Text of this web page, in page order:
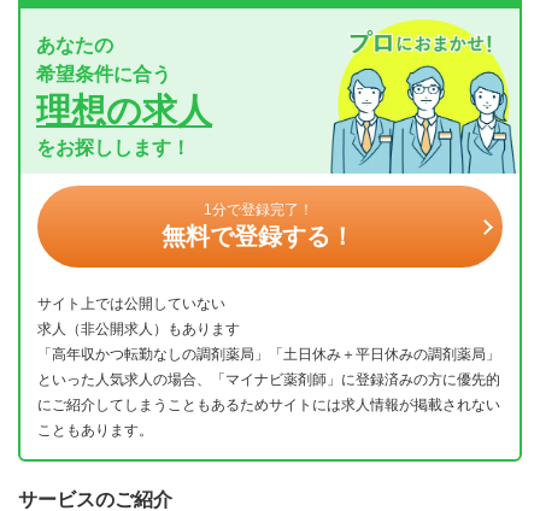
あなたの
希望条件に合う
理想の求人
をお探しします！
1分で登録完了！
無料で登録する！
サイト上では公開していない
求人（非公開求人）もあります
「高年収かつ転勤なしの調剤薬局」「土日休み＋平日休みの調剤薬局」
といった人気求人の場合、「マイナビ薬剤師」に登録済みの方に優先的
にご紹介してしまうこともあるためサイトには求人情報が掲載されない
こともあります。
サービスのご紹介